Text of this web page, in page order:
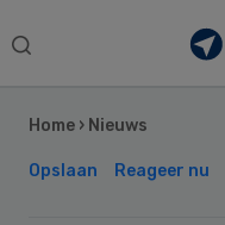
Search
Home › Nieuws
Opslaan Reageer nu
Sidebar